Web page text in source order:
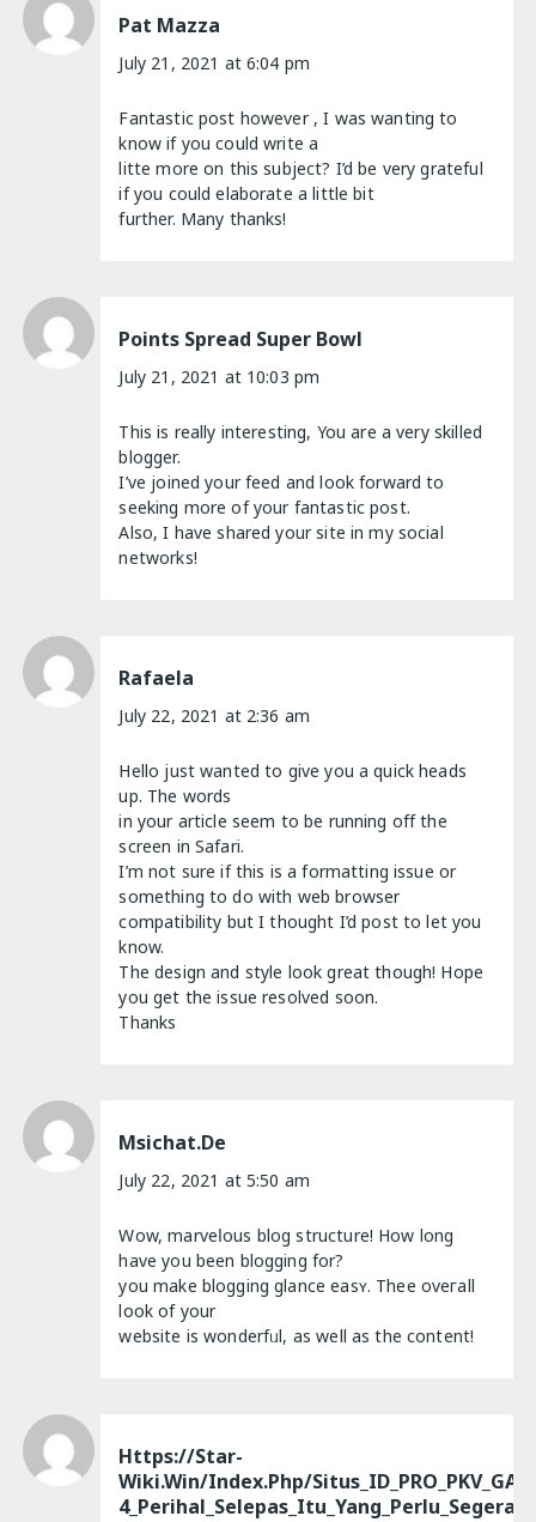
Pat Mazza
July 21, 2021 at 6:04 pm
Fantastic post however , I was wanting to
know if you could write a
litte more on this subject? I’d be very grateful
if you could elaborate a little bit
further. Many thanks!
Points Spread Super Bowl
July 21, 2021 at 10:03 pm
This is really interesting, You are a very skilled
blogger.
I’ve joined your feed and look forward to
seeking more of your fantastic post.
Also, I have shared your site in my social
networks!
Rafaela
July 22, 2021 at 2:36 am
Hello just wanted to give you a quick heads
up. The words
in your article seem to be running off the
screen in Safari.
I’m not sure if this is a formatting issue or
something to do with web browser
compatibility but I thought I’d post to let you
know.
The design and style look great though! Hope
you get the issue resolved soon.
Thanks
Msichat.de
July 22, 2021 at 5:50 am
Wow, marveⅼous blog structure! How long
have you been blogging for?
you make blogging glance eаsʏ. Thee oveгall
look of your
website is wonderfᥙl, as well as the content!
Https://star-
Wiki.win/index.php/